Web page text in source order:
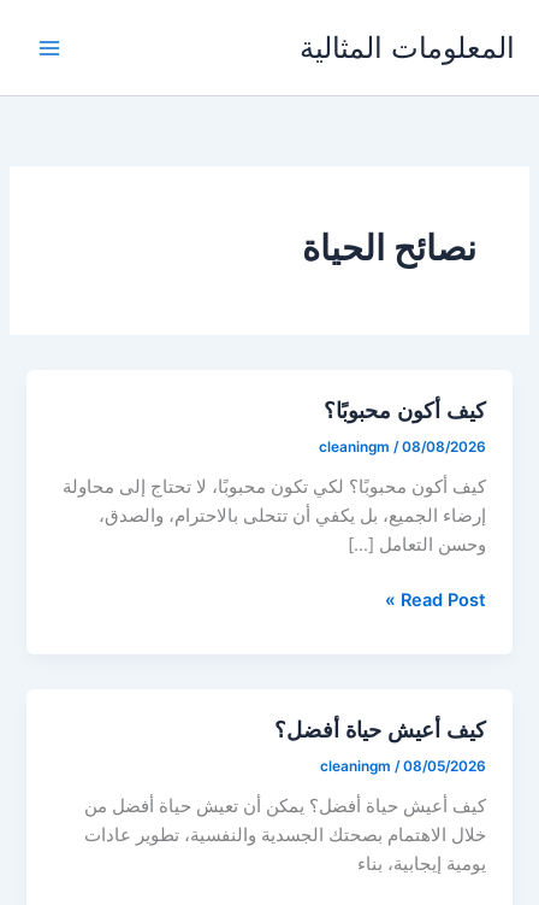
المعلومات المثالية
نصائح الحياة
كيف أكون محبوبًا؟
cleaningm /08/08/2026
كيف أكون محبوبًا؟ لكي تكون محبوبًا، لا تحتاج إلى محاولة
إرضاء الجميع، بل يكفي أن تتحلى بالاحترام، والصدق،
وحسن التعامل […]
كيف
Read Post »
كيف أعيش حياة أفضل؟
cleaningm /08/05/2026
كيف أعيش حياة أفضل؟ يمكن أن تعيش حياة أفضل من
خلال الاهتمام بصحتك الجسدية والنفسية، تطوير عادات
يومية إيجابية، بناء